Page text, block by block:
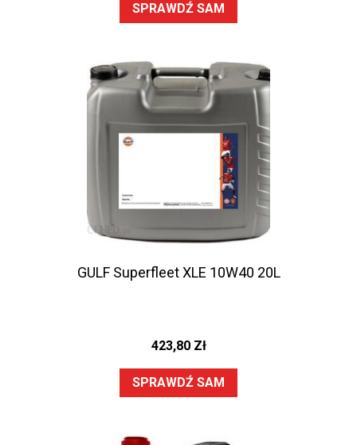
SPRAWDŹ SAM
GULF Superfleet XLE 10W40 20L
423,80 Zł
SPRAWDŹ SAM